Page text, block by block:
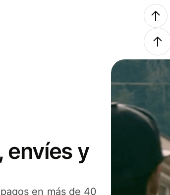
envíes y
en más de 40